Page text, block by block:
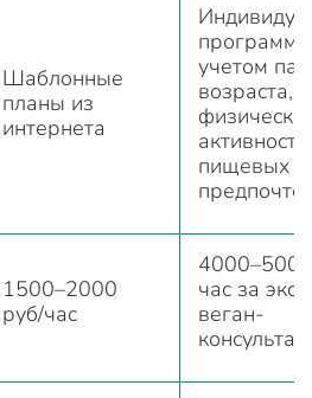
Шаблонные
планы из
интернета
учетом
возраста,
пищевых
1500–2000
руб/час
час за
веган-